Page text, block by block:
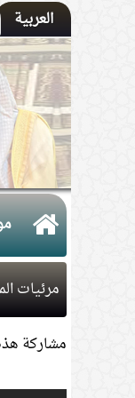
العربية
مرئيات
مشاركة